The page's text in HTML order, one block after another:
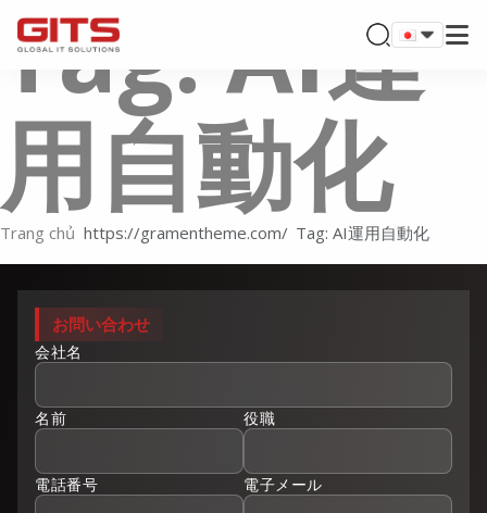
Tag: AI運
用自動化
Trang chủ Tag: AI運用自動化
お問い合わせ
会社名
名前 役職
電話番号 電子メール